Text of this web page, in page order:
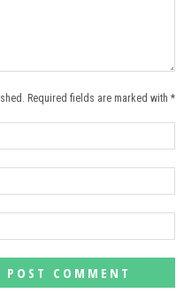
Required fields are marked with *